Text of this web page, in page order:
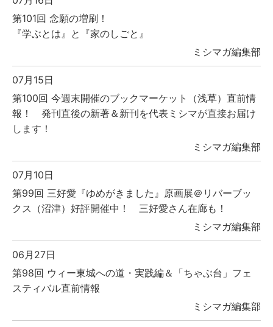
第101回 念願の増刷！
『学ぶとは』と『家のしごと』
ミシマガ編集部
07月15日
第100回 今週末開催のブックマーケット（浅草）直前情
報！ 発刊直後の新著＆新刊を代表ミシマが直接お届け
します！
ミシマガ編集部
07月10日
第99回 三好愛『ゆめがきました』原画展＠リバーブッ
クス（沼津）好評開催中！ 三好愛さん在廊も！
ミシマガ編集部
06月27日
第98回 ウィー東城への道・実践編＆「ちゃぶ台」フェ
スティバル直前情報
ミシマガ編集部